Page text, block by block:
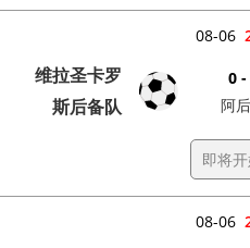
08-06
维拉圣卡罗
斯后备队
0 -
阿
即将
08-06